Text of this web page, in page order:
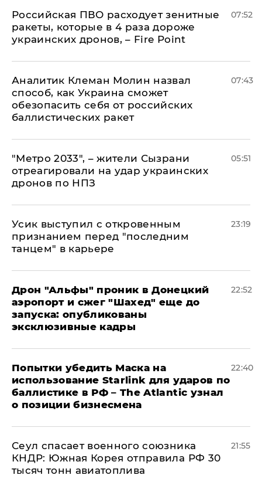
Российская ПВО расходует зенитные
ракеты, которые в 4 раза дороже
украинских дронов, – Fire Point
07:52
Аналитик Клеман Молин назвал
способ, как Украина сможет
обезопасить себя от российских
баллистических ракет
07:43
"Метро 2033", – жители Сызрани
отреагировали на удар украинских
дронов по НПЗ
05:51
Усик выступил с откровенным
признанием перед "последним
танцем" в карьере
23:19
Дрон "Альфы" проник в Донецкий
аэропорт и сжег "Шахед" еще до
запуска: опубликованы
эксклюзивные кадры
22:52
Попытки убедить Маска на
использование Starlink для ударов по
баллистике в РФ – The Atlantic узнал
о позиции бизнесмена
22:40
​Сеул спасает военного союзника
КНДР: Южная Корея отправила РФ 30
тысяч тонн авиатоплива
21:55